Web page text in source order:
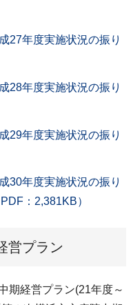
27年度実施状況の振り
28年度実施状況の振り
29年度実施状況の振り
30年度実施状況の振り
：2,381KB）
営プラン
期経営プラン(21年度～